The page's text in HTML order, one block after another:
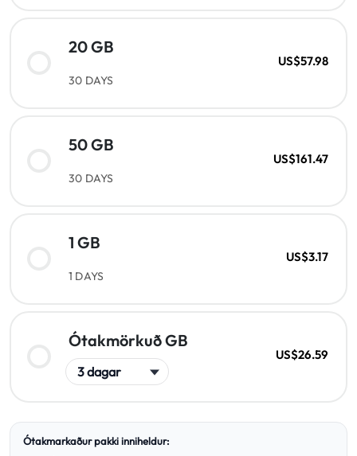
20 GB
30 DAYS
US$57.98
50 GB
30 DAYS
US$161.47
1 GB
1 DAYS
US$3.17
Ótakmörkuð GB
US$26.59
Ótakmarkaður pakki inniheldur: